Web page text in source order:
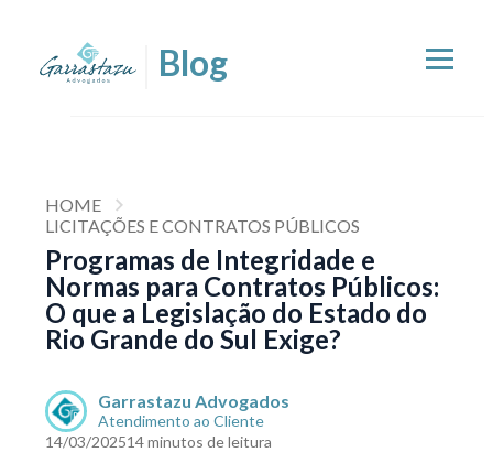
HOME
LICITAÇÕES E CONTRATOS PÚBLICOS
Programas de Integridade e
Normas para Contratos Públicos:
O que a Legislação do Estado do
Rio Grande do Sul Exige?
Garrastazu Advogados
Atendimento ao Cliente
14/03/202514 minutos de leitura